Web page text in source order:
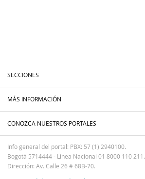
SECCIONES
MÁS INFORMACIÓN
CONOZCA NUESTROS PORTALES
Info general del portal: PBX: 57 (1) 2940100.
Bogotá 5714444 - Línea Nacional 01 8000 110 211.
Dirección: Av. Calle 26 # 68B-70.